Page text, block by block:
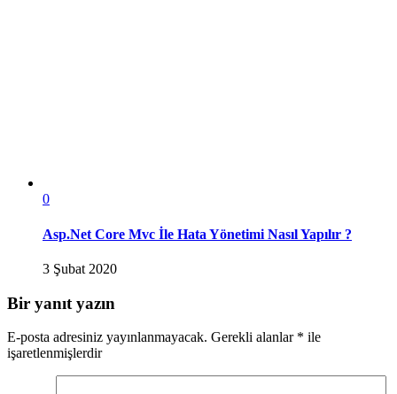
0
Asp.Net Core Mvc İle Hata Yönetimi Nasıl Yapılır ?
3 Şubat 2020
Bir yanıt yazın
E-posta adresiniz yayınlanmayacak. Gerekli alanlar * ile
işaretlenmişlerdir